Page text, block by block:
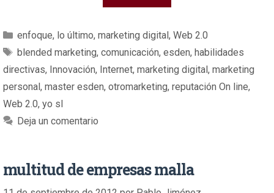
enfoque, lo último, marketing digital, Web 2.0
blended marketing, comunicación, esden, habilidades
directivas, Innovación, Internet, marketing digital, marketing
personal, master esden, otromarketing, reputación On line,
Web 2.0, yo sl
Deja un comentario
multitud de empresas malla